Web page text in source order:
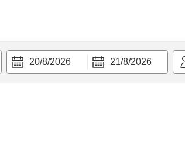
20/8/2026 21/8/2026